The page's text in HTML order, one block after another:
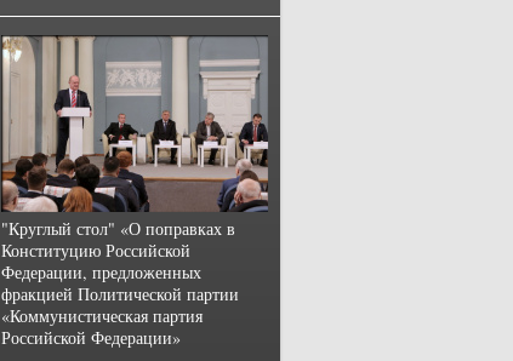
"Круглый стол" «О поправках в
Конституцию Российской
Федерации, предложенных
фракцией Политической партии
«Коммунистическая партия
Российской Федерации»